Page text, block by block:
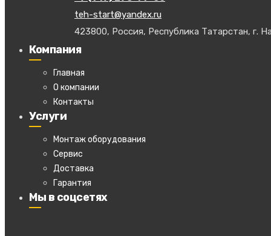
teh-start@yandex.ru
423800, Россия, Республика Татарстан, г.
Компания
Главная
О компании
Контакты
Услуги
Монтаж оборудования
Сервис
Доставка
Гарантия
Мы в соцсетях